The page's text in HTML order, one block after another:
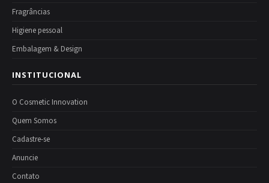
Fragrâncias
Higiene pessoal
Embalagem & Design
INSTITUCIONAL
O Cosmetic Innovation
Quem Somos
Cadastre-se
Anuncie
Contato